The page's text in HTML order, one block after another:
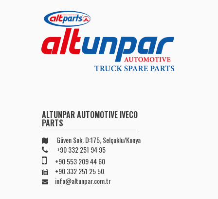
ALTUNPAR AUTOMOTIVE IVECO
PARTS
Güven Sok. D:175, Selçuklu/Konya
+90 332 251 94 95
+90 553 209 44 60
+90 332 251 25 50
info@altunpar.com.tr